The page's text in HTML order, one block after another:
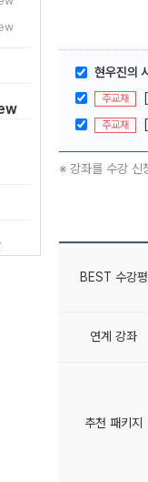
현우진의
주교재
주교재
※ 강좌를 수강 신
BEST 수강평
연계 강좌
추천 패키지